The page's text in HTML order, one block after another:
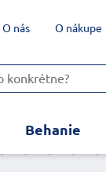
Behanie
O nás O nákupe